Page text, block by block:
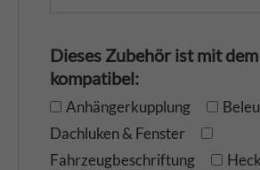
Dieses Zubehör ist mit
kompatibel:
Anhängerkupplung
Dachluken & Fenster
Fahrzeugbeschriftung